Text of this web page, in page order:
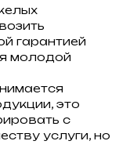
гарантией
молодой
это
с
услуги, но